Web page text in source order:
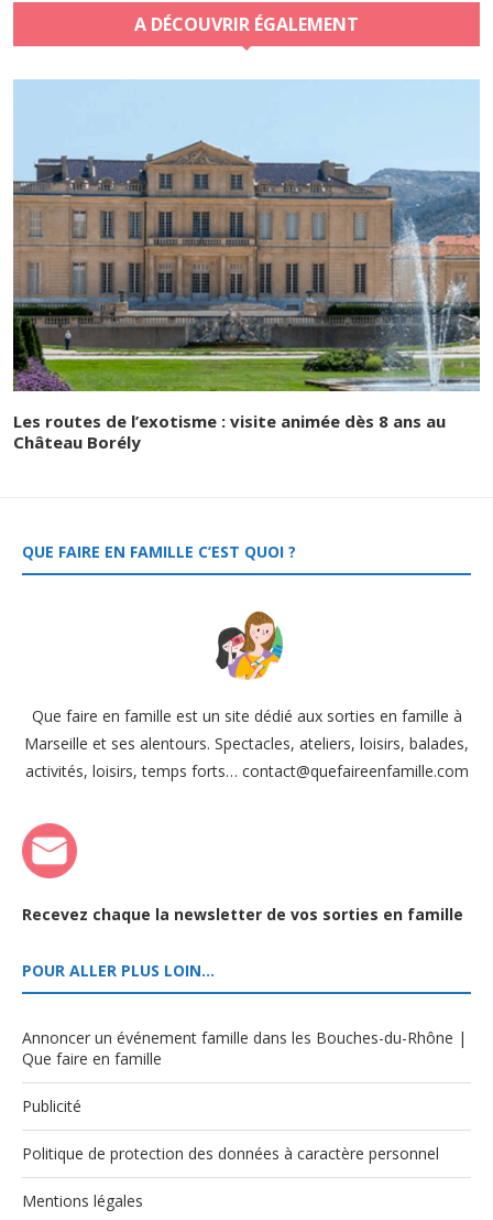
A DÉCOUVRIR ÉGALEMENT
Les routes de l’exotisme : visite animée dès 8 ans au
Château Borély
QUE FAIRE EN FAMILLE C’EST QUOI ?
Que faire en famille est un site dédié aux sorties en famille à
Marseille et ses alentours. Spectacles, ateliers, loisirs, balades,
activités, loisirs, temps forts… contact@quefaireenfamille.com
Recevez chaque la newsletter de vos sorties en famille
POUR ALLER PLUS LOIN…
Annoncer un événement famille dans les Bouches-du-Rhône |
Que faire en famille
Publicité
Politique de protection des données à caractère personnel
Mentions légales